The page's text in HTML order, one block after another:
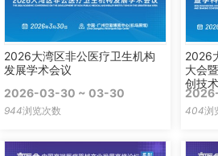
2026大湾区非公医疗卫生机构
发展学术会议
2026-03-30 ~ 03-30
944浏览次数
2026
大会
创技
404浏